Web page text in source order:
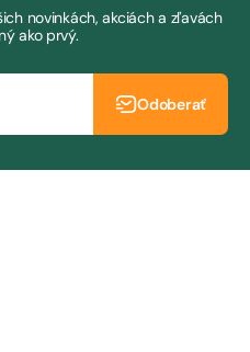
novinkách, akciách a zľavách
ako prvý.
Odoberať